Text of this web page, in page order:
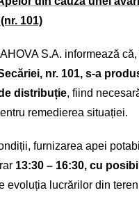
101)
S.A. informează că,
nr. 101, s-a
distribuție, fiind
remedierea situației.
furnizarea apei
13:30 – 16:30, cu
evoluția lucrărilor din